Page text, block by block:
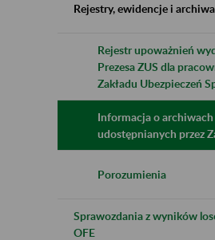
Rejestry, ewidencje i archiwa
Rejestr upoważnień
Prezesa ZUS dla
Zakładu Ubezpieczeń
Informacja o archiwach
udostępnianych przez
Porozumienia
Sprawozdania z wyników
OFE